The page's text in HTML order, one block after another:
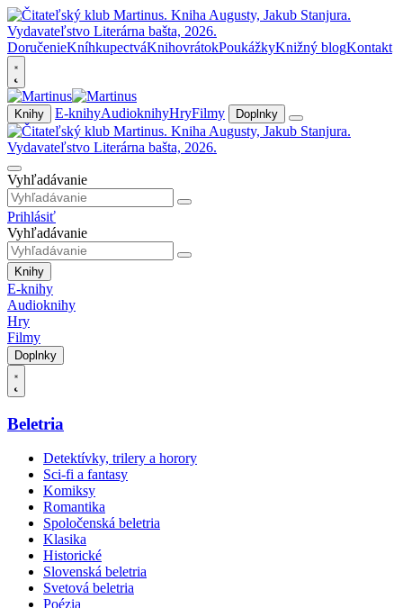
DoručenieKníhkupectváKnihovrátokPoukážkyKnižný blogKontakt
Knihy E-knihyAudioknihyHryFilmy Doplnky
Vyhľadávanie
Prihlásiť
Vyhľadávanie
Knihy
E-knihy
Audioknihy
Hry
Filmy
Doplnky
Beletria
Detektívky, trilery a horory
Sci-fi a fantasy
Komiksy
Romantika
Spoločenská beletria
Klasika
Historické
Slovenská beletria
Svetová beletria
Poézia